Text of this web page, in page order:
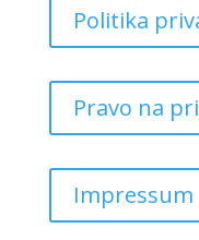
Politika
Pravo na
Impressum